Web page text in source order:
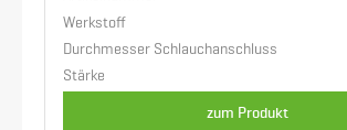
Werkstoff
Durchmesser Schlauchanschluss
Stärke
zum Produkt